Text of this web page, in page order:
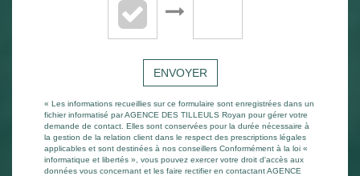
ENVOYER
« Les informations recueillies sur ce formulaire sont enregistrées dans un
fichier informatisé par AGENCE DES TILLEULS Royan pour gérer votre
demande de contact. Elles sont conservées pour la durée nécessaire à
la gestion de la relation client dans le respect des prescriptions légales
applicables et sont destinées à nos conseillers Conformément à la loi «
informatique et libertés », vous pouvez exercer votre droit d'accès aux
données vous concernant et les faire rectifier en contactant AGENCE